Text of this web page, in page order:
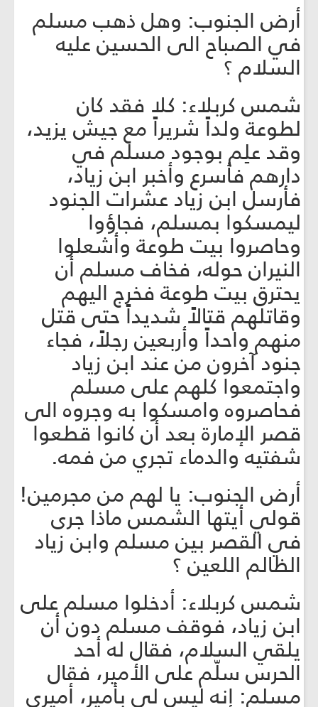
أرض الجنوب: وهل ذهب مسلم
في الصباح الى الحسين عليه
السلام ؟
شمس كربلاء: كلا فقد كان
لطوعة ولداً شريراً مع جيش يزيد،
وقد علِم بوجود مسلم في
دارهم فأسرع وأخبر ابن زياد،
فأرسل ابن زياد عشرات الجنود
ليمسكوا بمسلم، فجاؤوا
وحاصروا بيت طوعة وأشعلوا
النيران حوله، فخاف مسلم أن
يحترق بيت طوعة فخرج اليهم
وقاتلهم قتالاً شديداً حتى قتل
منهم واحداً وأربعين رجلاً، فجاء
جنود آخرون من عند ابن زياد
واجتمعوا كلهم على مسلم
فحاصروه وامسكوا به وجروه الى
قصر الإمارة بعد أن كانوا قطعوا
شفتيه والدماء تجري من فمه.
أرض الجنوب: يا لهم من مجرمين!
قولي أيتها الشمس ماذا جرى
في القصر بين مسلم وابن زياد
الظالم اللعين ؟
شمس كربلاء: أدخلوا مسلم على
ابن زياد، فوقف مسلم دون أن
يلقي السلام، فقال له أحد
الحرس سلّم على الأمير، فقال
مسلم: إنه ليس لي بأمير، أميري